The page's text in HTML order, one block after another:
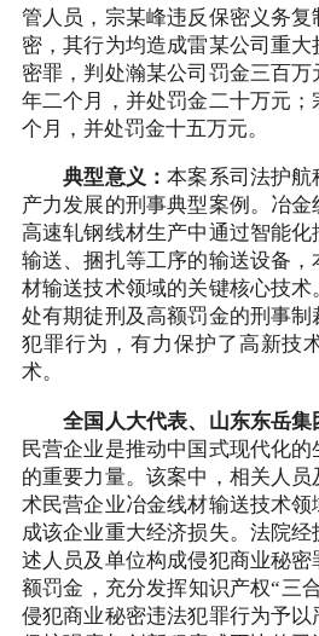
管人员，宗某峰违反保密义务
密，其行为均造成雷某公司重
密罪，判处瀚某公司罚金三百万
年二个月，并处罚金二十万元
个月，并处罚金十五万元。
典型意义：本案系司法护航
产力发展的刑事典型案例。冶
高速轧钢线材生产中通过智能
输送、捆扎等工序的输送设备
材输送技术领域的关键核心技术
处有期徒刑及高额罚金的刑事
犯罪行为，有力保护了高新技
术。
全国人大代表、山东东岳集
民营企业是推动中国式现代化
的重要力量。该案中，相关人
术民营企业冶金线材输送技术
成该企业重大经济损失。法院
述人员及单位构成侵犯商业秘
额罚金，充分发挥知识产权“三
侵犯商业秘密违法犯罪行为予